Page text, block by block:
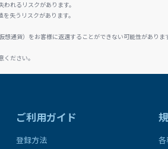
れるリスクがあります。
失うリスクがあります。
通貨）をお客様に返還することができない可能性があり
ださい。
ご利用ガイド
登録方法
各